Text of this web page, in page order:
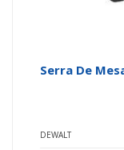
Serra De
DEWALT